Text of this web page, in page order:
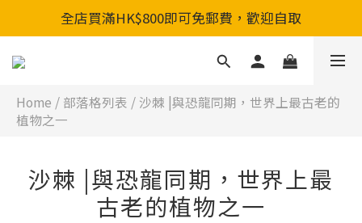
全店買滿HK$800即可免郵費，歡迎自取
全店買滿HK$800即可免郵費，歡迎自取
新會員入會享首單88折&購物金HKD200
Home / 部落格列表 / 沙棘 |與恐龍同期，世界上最古老的
植物之一
沙棘 |與恐龍同期，世界上最
古老的植物之一